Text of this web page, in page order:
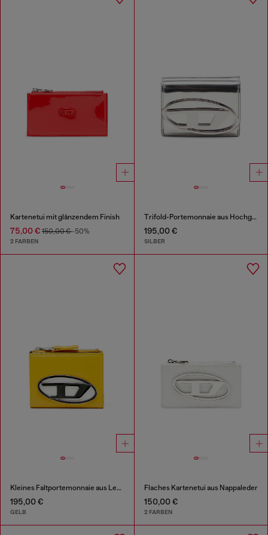
Kartenetui mit glänzendem Finish
75,00 € 150,00 €-50%
2 FARBEN
Trifold-Portemonnaie aus Hochglanz-Leder
195,00 €
SILBER
Kleines Faltportemonnaie aus Leder
195,00 €
GELB
Flaches Kartenetui aus Nappaleder
150,00 €
2 FARBEN